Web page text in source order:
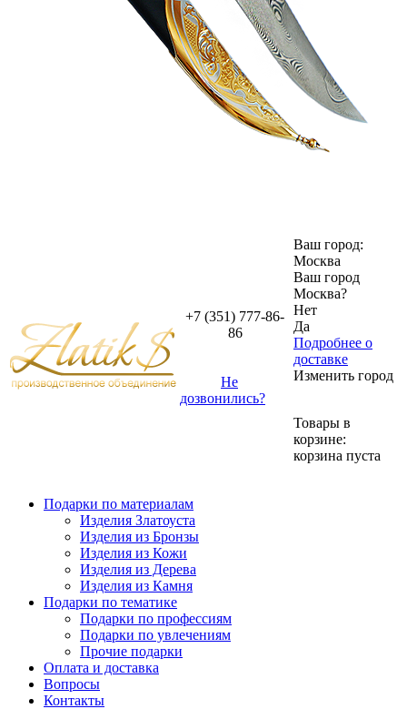
+7 (351) 777-86-
86
Не
дозвонились?
Ваш город:
Москва
Ваш город
Москва?
Нет
Да
Подробнее о
доставке
Изменить город
Товары в
корзине:
корзина пуста
Подарки по материалам
Изделия Златоуста
Изделия из Бронзы
Изделия из Кожи
Изделия из Дерева
Изделия из Камня
Подарки по тематике
Подарки по профессиям
Подарки по увлечениям
Прочие подарки
Оплата и доставка
Вопросы
Контакты